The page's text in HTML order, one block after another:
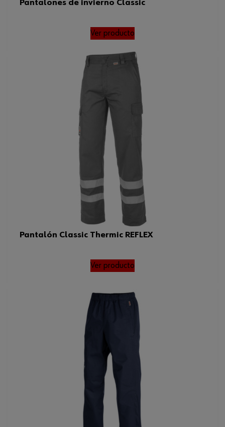
Pantalones de invierno Classic
Ver producto
Pantalón Classic Thermic REFLEX
Ver producto